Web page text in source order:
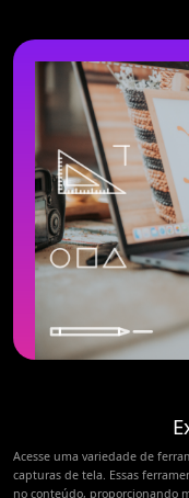
Acesse uma variedade de
capturas de tela. Essas
no conteúdo, proporcionando